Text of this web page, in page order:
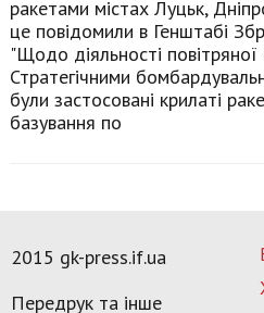
ракетами містах Луцьк,
це повідомили в Генштабі
"Щодо діяльності
Стратегічними
були застосовані крилаті
базування по
2015 gk-press.if.ua
Передрук та інше